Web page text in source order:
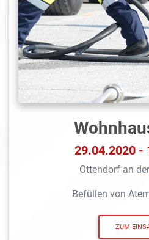
29.04.2020 -
Ottendorf an
Befüllen von
ZUM